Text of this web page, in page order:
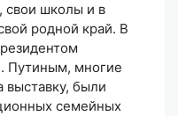
свои школы и в
родной край. В
Путиным, многие
выставку, были
семейных